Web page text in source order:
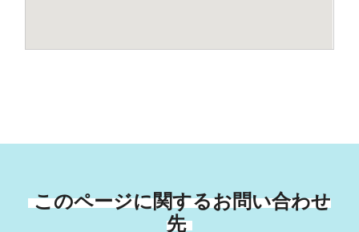
このページに関するお問い合わせ
先